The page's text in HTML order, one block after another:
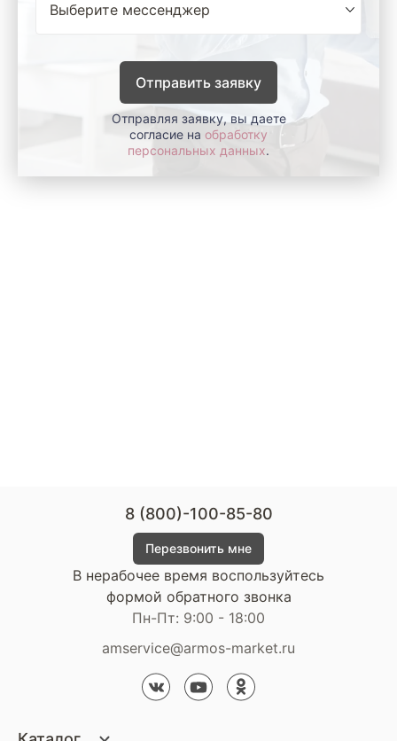
Отправить заявку
Отправляя заявку, вы даете
согласие на обработку
персональных данных.
8 (800)-100-85-80
Перезвонить мне
В нерабочее время воспользуйтесь
формой обратного звонка
Пн-Пт: 9:00 - 18:00
amservice@armos-market.ru